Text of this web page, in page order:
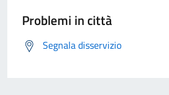
Problemi in città
Segnala disservizio